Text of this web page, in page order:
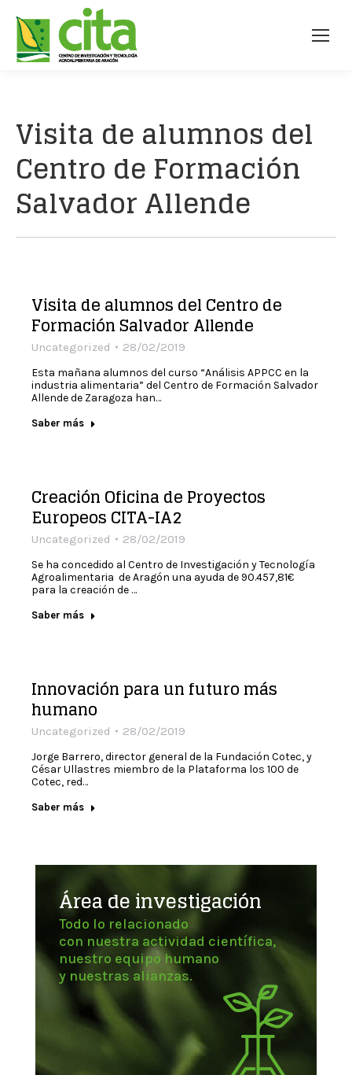
Visita de alumnos del
Centro de Formación
Salvador Allende
Visita de alumnos del Centro de
Formación Salvador Allende
Uncategorized 28/02/2019
Esta mañana alumnos del curso “Análisis APPCC en la
industria alimentaria” del Centro de Formación Salvador
Allende de Zaragoza han…
Saber más
Creación Oficina de Proyectos
Europeos CITA-IA2
Uncategorized 28/02/2019
Se ha concedido al Centro de Investigación y Tecnología
Agroalimentaria de Aragón una ayuda de 90.457,81€
para la creación de …
Saber más
Innovación para un futuro más
humano
Uncategorized 28/02/2019
Jorge Barrero, director general de la Fundación Cotec, y
César Ullastres miembro de la Plataforma los 100 de
Cotec, red…
Saber más
Área de investigación
Todo lo relacionado
con nuestra actividad científica,
nuestro equipo humano
y nuestras alianzas.